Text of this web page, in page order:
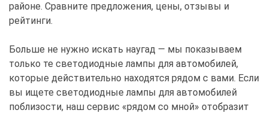
районе. Сравните предложения, цены, отзывы и
рейтинги.
Больше не нужно искать наугад — мы показываем
только те светодиодные лампы для автомобилей,
которые действительно находятся рядом с вами. Если
вы ищете светодиодные лампы для автомобилей
поблизости, наш сервис «рядом со мной» отобразит